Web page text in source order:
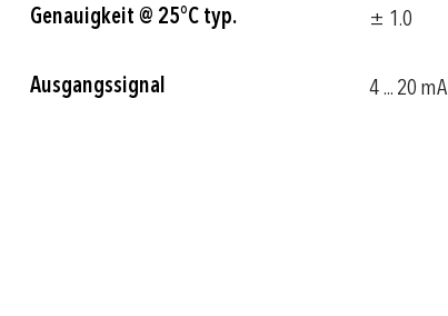
Genauigkeit @ 25°C typ. ± 1.0
Ausgangssignal 4 ... 20 mA